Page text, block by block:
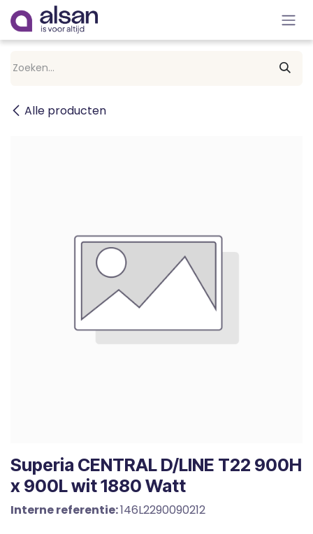
Overslaan naar inhoud
Alle producten
Superia CENTRAL D/LINE T22 900H
x 900L wit 1880 Watt
Interne referentie:146L2290090212